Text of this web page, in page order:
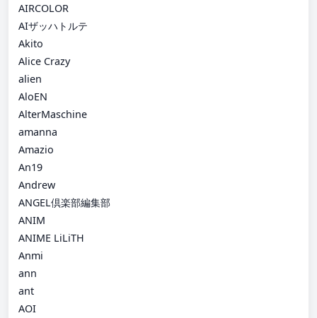
AIRCOLOR
AIザッハトルテ
Akito
Alice Crazy
alien
AloEN
AlterMaschine
amanna
Amazio
An19
Andrew
ANGEL倶楽部編集部
ANIM
ANIME LiLiTH
Anmi
ann
ant
AOI